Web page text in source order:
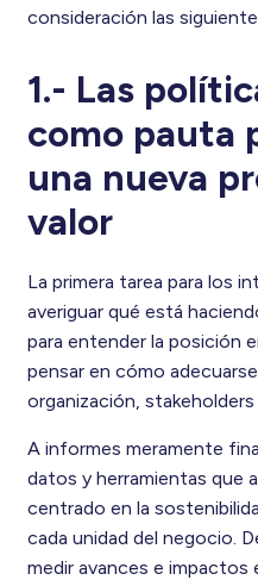
consideración las
1.- Las
como pauta
una nueva
valor
La primera tarea para los
averiguar qué está
para entender la posición
pensar en cómo
organización,
A informes meramente
datos y herramientas que
centrado en la
cada unidad del negocio.
medir avances e impactos